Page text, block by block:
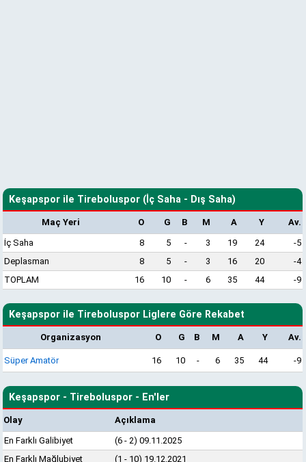
Keşapspor ile Tireboluspor (İç Saha - Dış Saha)
Maç Yeri O G B M A Y
Av.
İç Saha
8 5 - 3 19 24
-5
Deplasman
8 5 - 3 16 20
-4
TOPLAM
16 10 - 6 35 44 -9
Keşapspor ile Tireboluspor Liglere Göre Rekabet
Organizasyon O G B M A Y Av.
Süper Amatör 16 10 - 6 35 44 -9
Keşapspor - Tireboluspor - En'ler
Olay
Açıklama
En Farklı Galibiyet
(6 - 2) 09.11.2025
En Farklı Mağlubiyet
(1 - 10) 19.12.2021